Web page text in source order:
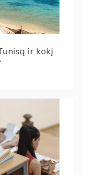
ir kokį